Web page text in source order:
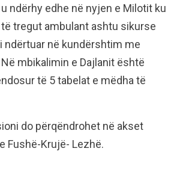
ndërhy edhe në nyjen e Milotit ku
tregut ambulant ashtu sikurse
ndërtuar në kundërshtim me
mbikalimin e Dajlanit është
të 5 tabelat e mëdha të
do përqëndrohet në akset
Fushë-Krujë- Lezhë.